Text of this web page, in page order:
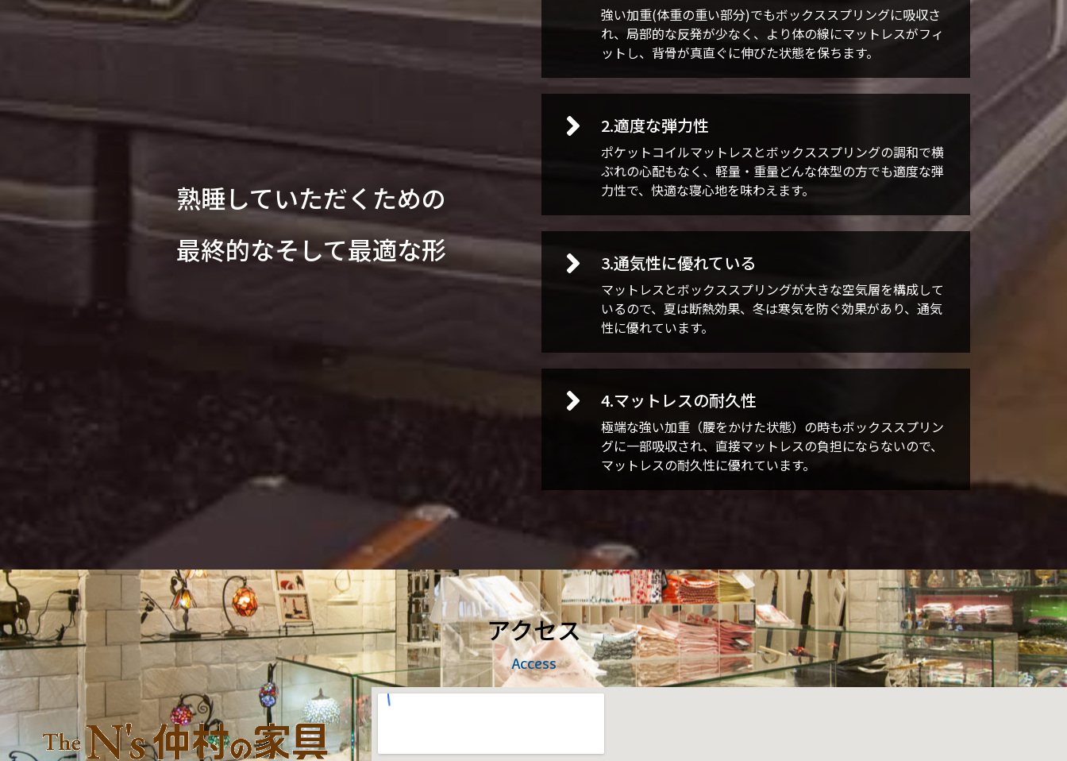
熟睡していただくための
最終的なそして最適な形
強い加重(体重の重い部分)でもボックススプリングに吸収さ
れ、局部的な反発が少なく、より体の線にマットレスがフィ
ットし、背骨が真直ぐに伸びた状態を保ちます。
2.適度な弾力性
ポケットコイルマットレスとボックススプリングの調和で横
ぶれの心配もなく、軽量・重量どんな体型の方でも適度な弾
力性で、快適な寝心地を味わえます。
3.通気性に優れている
マットレスとボックススプリングが大きな空気層を構成して
いるので、夏は断熱効果、冬は寒気を防ぐ効果があり、通気
性に優れています。
4.マットレスの耐久性
極端な強い加重（腰をかけた状態）の時もボックススプリン
グに一部吸収され、直接マットレスの負担にならないので、
マットレスの耐久性に優れています。
アクセス
Access